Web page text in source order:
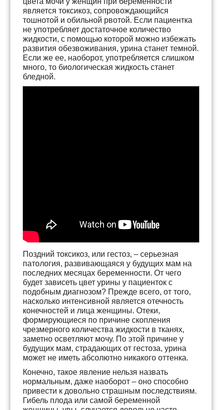
является токсикоз, сопровождающийся
тошнотой и обильной рвотой. Если пациентка
не употребляет достаточное количество
жидкости, с помощью которой можно избежать
развития обезвоживания, урина станет темной.
Если же ее, наоборот, употребляется слишком
много, то биологическая жидкость станет
бледной.
Поздний токсикоз, или гестоз, – серьезная
патология, развивающаяся у будущих мам на
последних месяцах беременности. От чего
будет зависеть цвет урины у пациенток с
подобным диагнозом? Прежде всего, от того,
насколько интенсивной является отечность
конечностей и лица женщины. Отеки,
формирующиеся по причине скопления
чрезмерного количества жидкости в тканях,
заметно осветляют мочу. По этой причине у
будущих мам, страдающих от гестоза, урина
может не иметь абсолютно никакого оттенка.
Конечно, такое явление нельзя назвать
нормальным, даже наоборот – оно способно
привести к довольно страшным последствиям.
Гибель плода или самой беременной